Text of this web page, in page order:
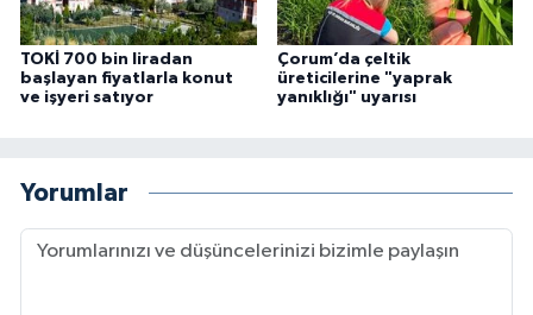
TOKİ 700 bin liradan
başlayan fiyatlarla konut
ve işyeri satıyor
Çorum’da çeltik
üreticilerine "yaprak
yanıklığı" uyarısı
Yorumlar